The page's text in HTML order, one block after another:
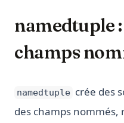
namedtuple
champs
namedtuple crée des
des champs nommés,